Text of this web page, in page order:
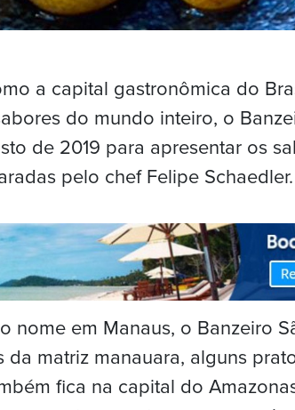
a capital gastronômica do
do mundo inteiro, o
de 2019 para apresentar os
pelo chef Felipe Schaedler.
nome em Manaus, o Banzeiro
da matriz manauara, alguns
fica na capital do